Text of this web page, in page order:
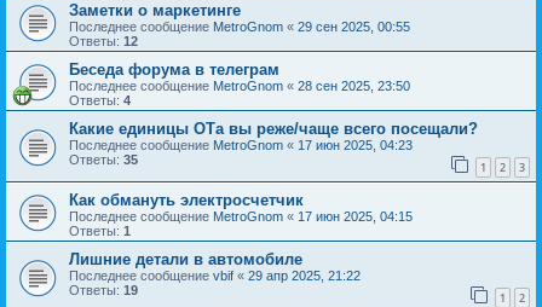
Заметки о маркетинге
Последнее сообщение MetroGnom « 29 сен 2025, 00:55
Ответы: 12
Беседа форума в телеграм
Последнее сообщение MetroGnom « 28 сен 2025, 23:50
Ответы: 4
Какие единицы ОТа вы реже/чаще всего посещали?
Последнее сообщение MetroGnom « 17 июн 2025, 04:23
Ответы: 35 1 2 3
Как обмануть электросчетчик
Последнее сообщение MetroGnom « 17 июн 2025, 04:15
Ответы: 1
Лишние детали в автомобиле
Последнее сообщение vbif « 29 апр 2025, 21:22
Ответы: 19 1 2